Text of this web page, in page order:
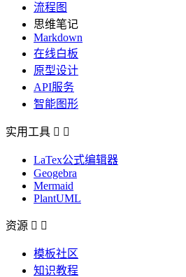
流程图
思维笔记
Markdown
在线白板
原型设计
API服务
智能图形
实用工具  
LaTex公式编辑器
Geogebra
Mermaid
PlantUML
资源  
模板社区
知识教程